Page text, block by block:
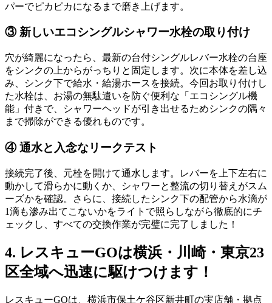
パーでピカピカになるまで磨き上げます。
③ 新しいエコシングルシャワー水栓の取り付け
穴が綺麗になったら、最新の台付シングルレバー水栓の台座
をシンクの上からがっちりと固定します。次に本体を差し込
み、シンク下で給水・給湯ホースを接続。今回お取り付けし
た水栓は、お湯の無駄遣いを防ぐ便利な「エコシングル機
能」付きで、シャワーヘッドが引き出せるためシンクの隅々
まで掃除ができる優れものです。
④ 通水と入念なリークテスト
接続完了後、元栓を開けて通水します。レバーを上下左右に
動かして滑らかに動くか、シャワーと整流の切り替えがスム
ーズかを確認。さらに、接続したシンク下の配管から水滴が
1滴も滲み出てこないかをライトで照らしながら徹底的にチ
ェックし、すべての交換作業が完璧に完了しました！
4. レスキューGOは横浜・川崎・東京23
区全域へ迅速に駆けつけます！
レスキューGOは、横浜市保土ケ谷区新井町の実店舗・拠点